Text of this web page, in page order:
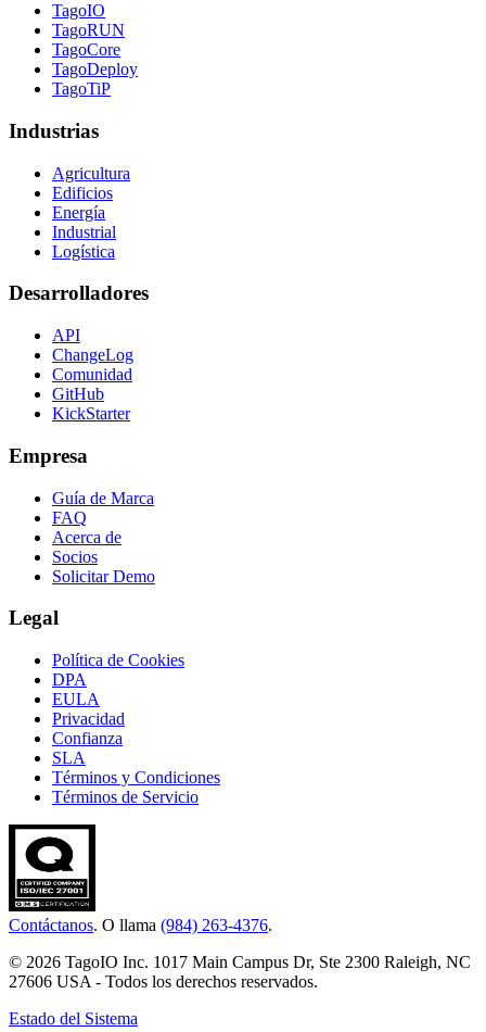
TagoIO
TagoRUN
TagoCore
TagoDeploy
TagoTiP
Industrias
Agricultura
Edificios
Energía
Industrial
Logística
Desarrolladores
API
ChangeLog
Comunidad
GitHub
KickStarter
Empresa
Guía de Marca
FAQ
Acerca de
Socios
Solicitar Demo
Legal
Política de Cookies
DPA
EULA
Privacidad
Confianza
SLA
Términos y Condiciones
Términos de Servicio
Contáctanos. O llama (984) 263-4376.
© 2026 TagoIO Inc. 1017 Main Campus Dr, Ste 2300 Raleigh, NC
27606 USA - Todos los derechos reservados.
Estado del Sistema